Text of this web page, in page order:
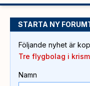
STARTA NY
Följande nyhet är
Tre flygbolag i
Namn